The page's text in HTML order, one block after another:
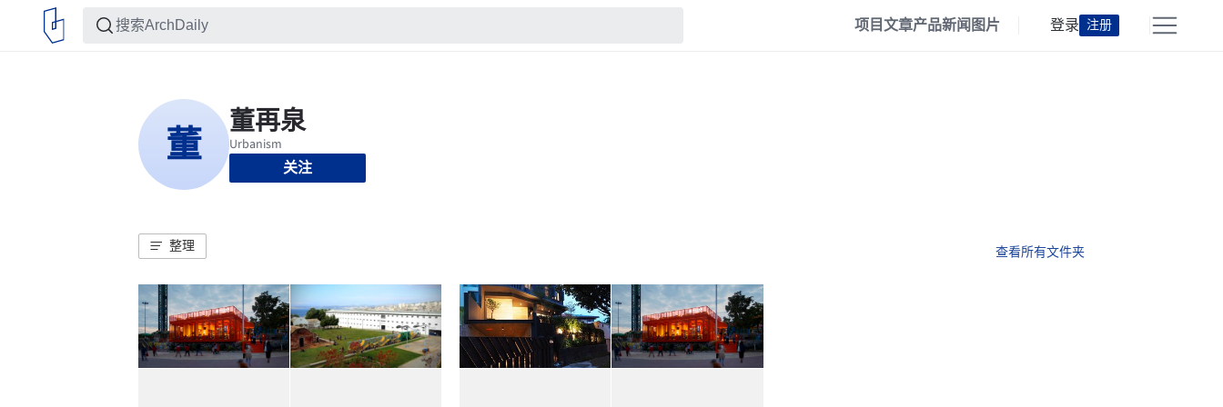
项目文章产品新闻 图片 登录 注册
关注
整理 查看所有文件夹